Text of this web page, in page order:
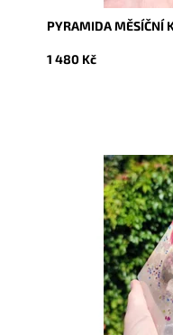
PYRAMIDA MĚSÍČNÍ
1 480 Kč
Dostupnost:
9221